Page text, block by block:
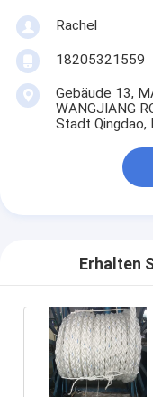
Rachel
18205321559
Gebäude 13,
WANGJIANG
Stadt Qingdao,
Erhalten